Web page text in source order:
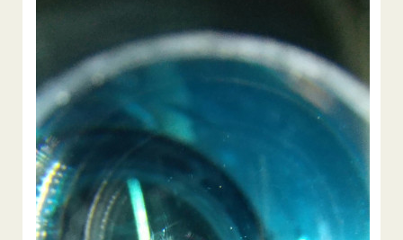
飛び石ひび割れでヒビ先が伸びた場合は？